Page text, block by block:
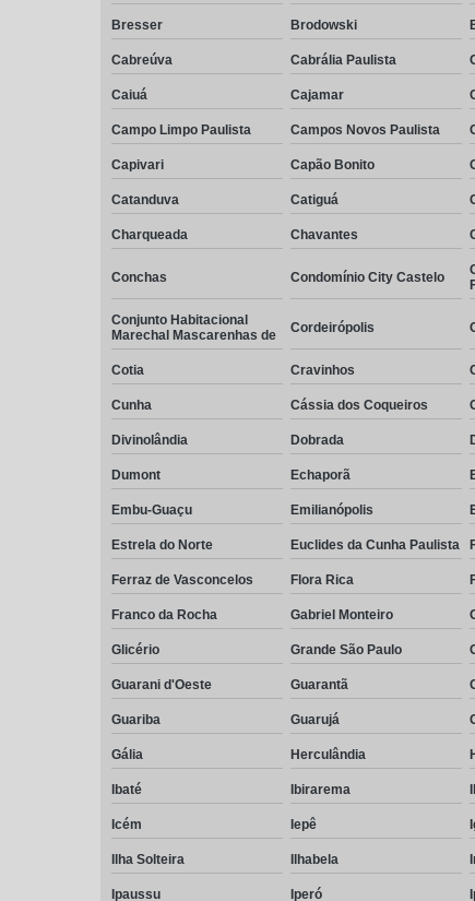
Bresser Brodowski
Cabreúva Cabrália Paulista
Caiuá Cajamar
Campo Limpo Paulista Campos Novos Paulista
Capivari Capão Bonito
Catanduva Catiguá
Charqueada Chavantes
Conchas Condomínio City Castelo
Conjunto Habitacional
Marechal Mascarenhas de
Cordeirópolis
Cotia Cravinhos
Cunha Cássia dos Coqueiros
Divinolândia Dobrada
Dumont Echaporã
Embu-Guaçu Emilianópolis
Estrela do Norte Euclides da Cunha Paulista
Ferraz de Vasconcelos Flora Rica
Franco da Rocha Gabriel Monteiro
Glicério Grande São Paulo
Guarani d'Oeste Guarantã
Guariba Guarujá
Gália Herculândia
Ibaté Ibirarema
Icém Iepê
Ilha Solteira Ilhabela
Ipaussu Iperó